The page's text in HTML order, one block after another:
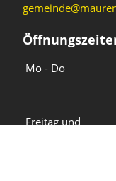
Mo - Do
Freitag und